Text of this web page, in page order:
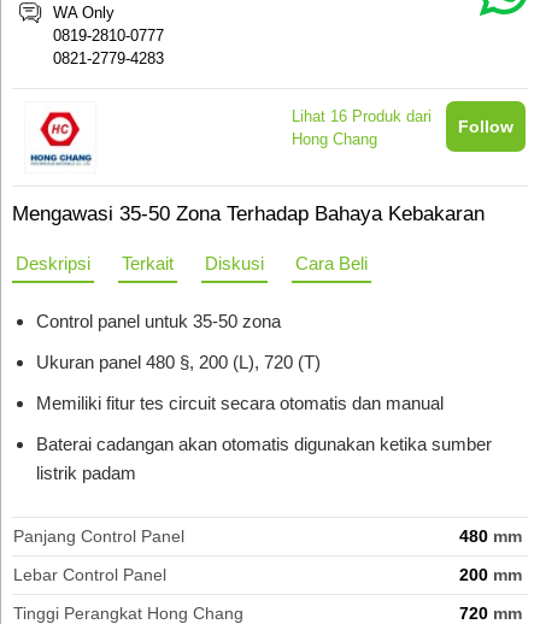
WA Only
0819-2810-0777
0821-2779-4283
Lihat 16 Produk dari
Hong Chang
Follow
Mengawasi 35-50 Zona Terhadap Bahaya Kebakaran
Deskripsi Terkait Diskusi Cara Beli
Control panel untuk 35-50 zona
Ukuran panel 480 §, 200 (L), 720 (T)
Memiliki fitur tes circuit secara otomatis dan manual
Baterai cadangan akan otomatis digunakan ketika sumber
listrik padam
Panjang Control Panel 480 mm
Lebar Control Panel
200 mm
Tinggi Perangkat Hong Chang
720 mm